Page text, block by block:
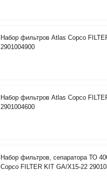
Набор фильтров Atlas Copco
2901004900
Набор фильтров Atlas Copco
2901004600
Набор фильтров, сепаратора ТО
Copco FILTER KIT GA/X15-22